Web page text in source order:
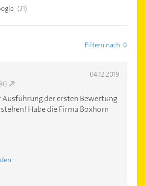
(31)
Filtern nach
04.12.2019
Ausführung der ersten Bewertung
Habe die Firma Boxhorn